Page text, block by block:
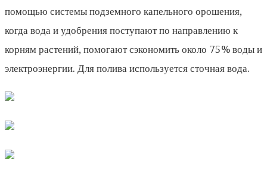
помощью системы подземного капельного орошения,
когда вода и удобрения поступают по направлению к
корням растений, помогают сэкономить около 75% воды и
электроэнергии. Для полива используется сточная вода.